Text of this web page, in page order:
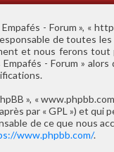
- Forum », «
de toutes
et nous ferons
- Forum »
», «
par « GPL ») et
de ce que nous
www.phpbb.com/.